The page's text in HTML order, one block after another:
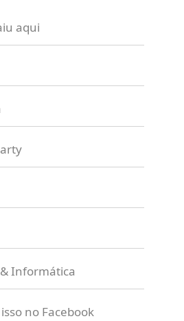
aqui
Informática
no Facebook